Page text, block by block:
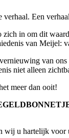
Een
in om dit
van Meijel:
van
niet alleen
meer dan ooit!
wij u hartelijk voor